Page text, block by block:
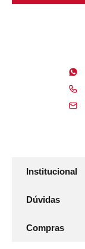
Institucional
Dúvidas
Compras